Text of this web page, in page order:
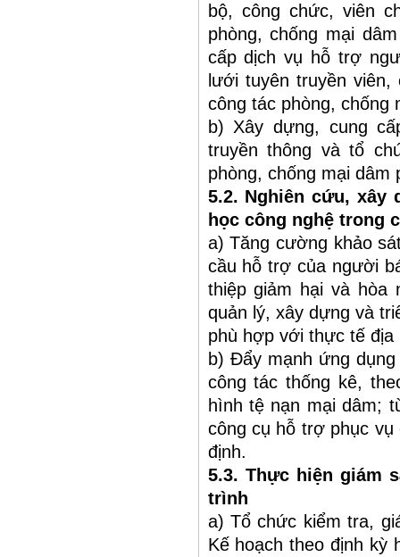
bộ, công chức, viên
phòng, chống mại
cấp dịch vụ hỗ trợ
lưới tuyên truyền
công tác phòng, chống
b) Xây dựng, cung
truyền thông và tổ
phòng, chống mại
5.2. Nghiên cứu,
học công nghệ trong
a) Tăng cường khảo
cầu hỗ trợ của người
thiệp giảm hại và hòa
quản lý, xây dựng và
phù hợp với thực tế địa
b) Đẩy mạnh ứng
công tác thống kê,
hình tệ nạn mại dâm;
công cụ hỗ trợ phục
định.
5.3. Thực hiện giám
trình
a) Tổ chức kiểm tra,
Kế hoạch theo định kỳ